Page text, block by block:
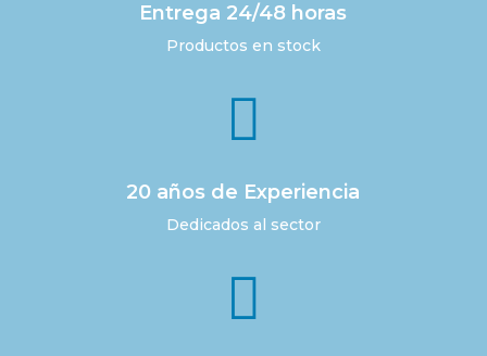
Entrega 24/48 horas
Productos en stock

20 años de Experiencia
Dedicados al sector
